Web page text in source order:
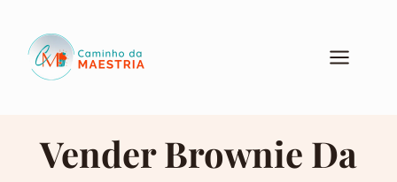
Conteúdo
Vender Brownie Da